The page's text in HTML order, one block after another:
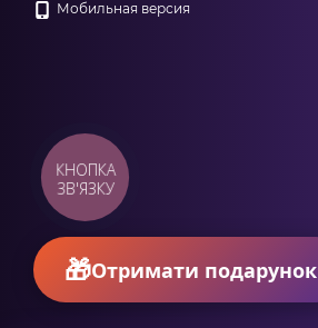
Мобильная версия
КНОПКА
ЗВ'ЯЗКУ
Отримати подарунок